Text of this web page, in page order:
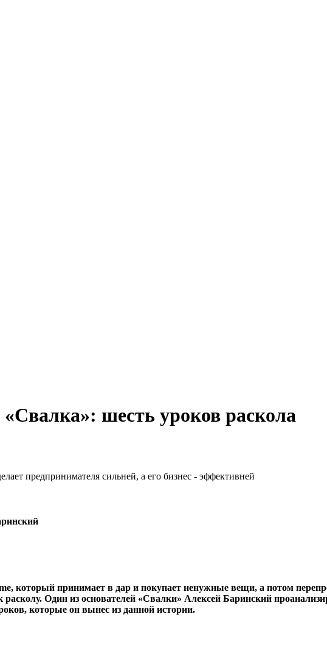
шесть уроков раскола
предпринимателя сильней, а его бизнес - эффективней
который принимает в дар и покупает ненужные вещи, а потом
расколу. Один из основателей «Свалки» Алексей Баринский
которые он вынес из данной истории.